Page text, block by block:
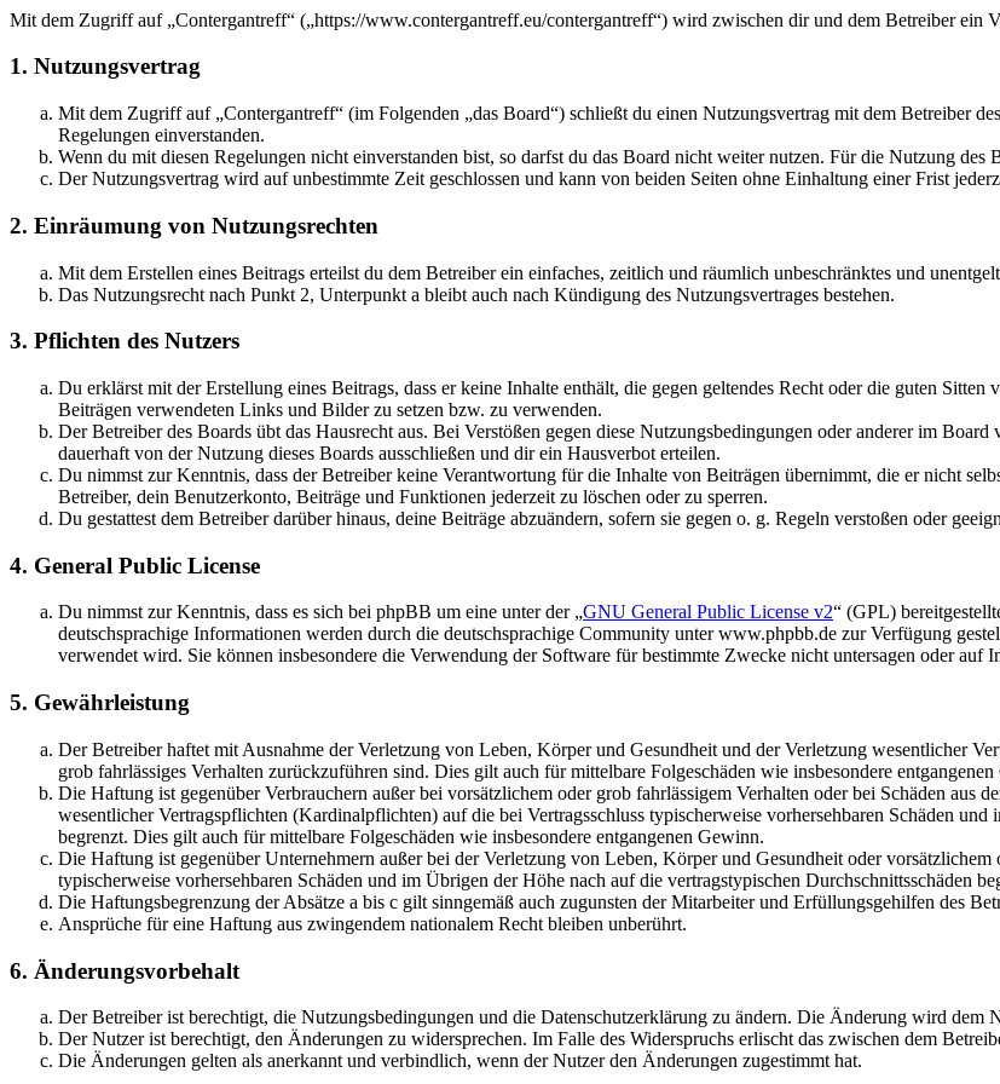
Mit dem Zugriff auf „Contergantreff“ („https://www.contergantreff.eu/contergantreff“) wird zwischen dir und dem Betreiber ein
1. Nutzungsvertrag
Mit dem Zugriff auf „Contergantreff“ (im Folgenden „das Board“) schließt du einen Nutzungsvertrag mit dem Betreiber
Regelungen einverstanden.
Wenn du mit diesen Regelungen nicht einverstanden bist, so darfst du das Board nicht weiter nutzen. Für die Nutzung
Der Nutzungsvertrag wird auf unbestimmte Zeit geschlossen und kann von beiden Seiten ohne Einhaltung einer Frist
2. Einräumung von Nutzungsrechten
Mit dem Erstellen eines Beitrags erteilst du dem Betreiber ein einfaches, zeitlich und räumlich unbeschränktes und
Das Nutzungsrecht nach Punkt 2, Unterpunkt a bleibt auch nach Kündigung des Nutzungsvertrages bestehen.
3. Pflichten des Nutzers
Du erklärst mit der Erstellung eines Beitrags, dass er keine Inhalte enthält, die gegen geltendes Recht oder die guten Sitten
Beiträgen verwendeten Links und Bilder zu setzen bzw. zu verwenden.
Der Betreiber des Boards übt das Hausrecht aus. Bei Verstößen gegen diese Nutzungsbedingungen oder anderer im
dauerhaft von der Nutzung dieses Boards ausschließen und dir ein Hausverbot erteilen.
Du nimmst zur Kenntnis, dass der Betreiber keine Verantwortung für die Inhalte von Beiträgen übernimmt, die er nicht
Betreiber, dein Benutzerkonto, Beiträge und Funktionen jederzeit zu löschen oder zu sperren.
Du gestattest dem Betreiber darüber hinaus, deine Beiträge abzuändern, sofern sie gegen o. g. Regeln verstoßen oder
4. General Public License
Du nimmst zur Kenntnis, dass es sich bei phpBB um eine unter der „GNU General Public License v2“ (GPL)
deutschsprachige Informationen werden durch die deutschsprachige Community unter www.phpbb.de zur Verfügung
verwendet wird. Sie können insbesondere die Verwendung der Software für bestimmte Zwecke nicht untersagen oder auf
5. Gewährleistung
Der Betreiber haftet mit Ausnahme der Verletzung von Leben, Körper und Gesundheit und der Verletzung wesentlicher
grob fahrlässiges Verhalten zurückzuführen sind. Dies gilt auch für mittelbare Folgeschäden wie insbesondere
Die Haftung ist gegenüber Verbrauchern außer bei vorsätzlichem oder grob fahrlässigem Verhalten oder bei Schäden aus
wesentlicher Vertragspflichten (Kardinalpflichten) auf die bei Vertragsschluss typischerweise vorhersehbaren Schäden
begrenzt. Dies gilt auch für mittelbare Folgeschäden wie insbesondere entgangenen Gewinn.
Die Haftung ist gegenüber Unternehmern außer bei der Verletzung von Leben, Körper und Gesundheit oder
typischerweise vorhersehbaren Schäden und im Übrigen der Höhe nach auf die vertragstypischen Durchschnittsschäden
Die Haftungsbegrenzung der Absätze a bis c gilt sinngemäß auch zugunsten der Mitarbeiter und Erfüllungsgehilfen des
Ansprüche für eine Haftung aus zwingendem nationalem Recht bleiben unberührt.
6. Änderungsvorbehalt
Der Betreiber ist berechtigt, die Nutzungsbedingungen und die Datenschutzerklärung zu ändern. Die Änderung wird dem
Der Nutzer ist berechtigt, den Änderungen zu widersprechen. Im Falle des Widerspruchs erlischt das zwischen dem
Die Änderungen gelten als anerkannt und verbindlich, wenn der Nutzer den Änderungen zugestimmt hat.